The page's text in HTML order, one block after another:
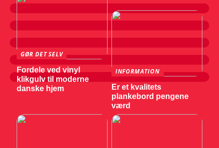
GØR DET SELV
Fordele ved vinyl
klikgulv til moderne
danske hjem
INFORMATION
Er et kvalitets
plankebord pengene
værd